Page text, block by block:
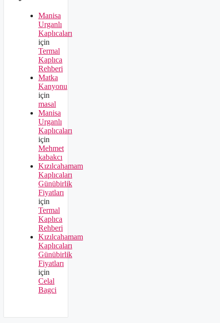
Manisa
Urganlı
Kaplıcaları
için
Termal
Kaplıca
Rehberi
Matka
Kanyonu
için
masal
Manisa
Urganlı
Kaplıcaları
için
Mehmet
kabakcı
Kızılcahamam
Kaplıcaları
Günübirlik
Fiyatları
için
Termal
Kaplıca
Rehberi
Kızılcahamam
Kaplıcaları
Günübirlik
Fiyatları
için
Celal
Bagci